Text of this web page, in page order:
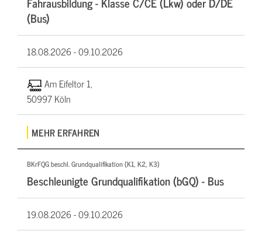
(Bus)
18.08.2026 -09.10.2026
Am Eifeltor 1,
50997 Köln
MEHR ERFAHREN
BKrFQG beschl. Grundqualifikation (K1, K2, K3)
Beschleunigte Grundqualifikation (bGQ) - Bus
19.08.2026 -09.10.2026